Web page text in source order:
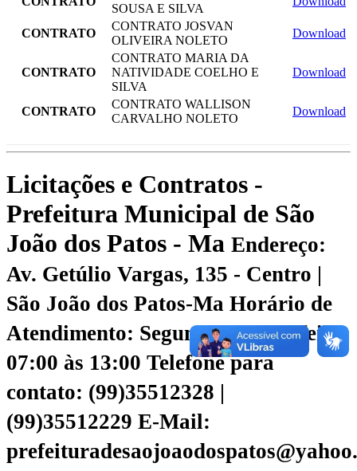
SOUSA E SILVA
CONTRATO
CONTRATO JOSVAN
OLIVEIRA NOLETO
Download
CONTRATO
CONTRATO MARIA DA
NATIVIDADE COELHO E
SILVA
Download
CONTRATO
CONTRATO WALLISON
CARVALHO NOLETO
Download
Licitações e Contratos -
Prefeitura Municipal de São
João dos Patos - Ma Endereço:
Av. Getúlio Vargas, 135 - Centro |
São João dos Patos-Ma Horário de
Atendimento: Segunda a Sexta-feira:
07:00 às 13:00 Telefone para
contato: (99)35512328 |
(99)35512229 E-Mail: